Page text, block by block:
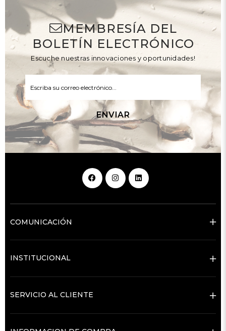
MEMBRESÍA DEL
BOLETÍN ELECTRÓNICO
Escuche nuestras innovaciones y oportunidades!
ENVIAR
COMUNICACIÓN
INSTITUCIONAL
SERVICIO AL CLIENTE